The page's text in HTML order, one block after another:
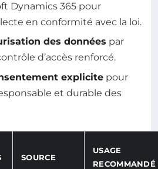
Dynamics 365 pour
en conformité avec la loi.
des données par
d’accès renforcé.
explicite pour
et durable des
SOURCE
USAGE
RECOMMANDÉ